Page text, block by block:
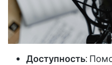
Доступность: